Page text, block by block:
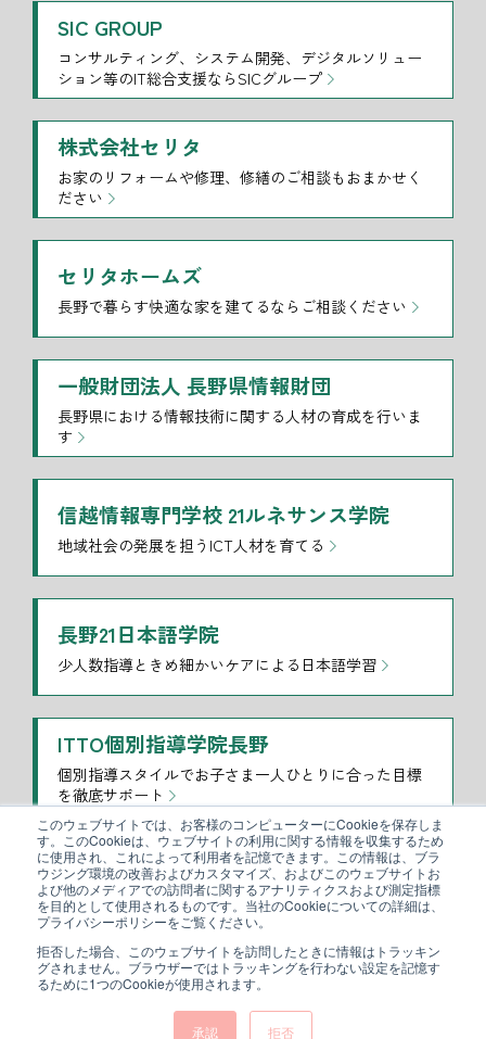
このウェブサイトでは、お客様のコンピューターにCookieを保存しま
す。このCookieは、ウェブサイトの利用に関する情報を収集するため
に使用され、これによって利用者を記憶できます。この情報は、ブラ
ウジング環境の改善およびカスタマイズ、およびこのウェブサイトお
よび他のメディアでの訪問者に関するアナリティクスおよび測定指標
を目的として使用されるものです。当社のCookieについての詳細は、
プライバシーポリシーをご覧ください。
拒否した場合、このウェブサイトを訪問したときに情報はトラッキン
グされません。ブラウザーではトラッキングを行わない設定を記憶す
るために1つのCookieが使用されます。
承認 拒否
SIC GROUP
コンサルティング、システム開発、デジタルソリュー
ション等のIT総合支援ならSICグループ
株式会社セリタ
お家のリフォームや修理、修繕のご相談もおまかせく
ださい
セリタホームズ
長野で暮らす快適な家を建てるならご相談ください
一般財団法人 長野県情報財団
長野県における情報技術に関する人材の育成を行いま
す
信越情報専門学校 21ルネサンス学院
地域社会の発展を担うICT人材を育てる
長野21日本語学院
少人数指導ときめ細かいケアによる日本語学習
ITTO個別指導学院長野
個別指導スタイルでお子さま一人ひとりに合った目標
を徹底サポート
医療法人メディオアシス
長野市箱清水で島田医院・老健城山を運営しています
芹田内科クリニック
ぬくもりの里の医療を支える訪問診療のクリニックで